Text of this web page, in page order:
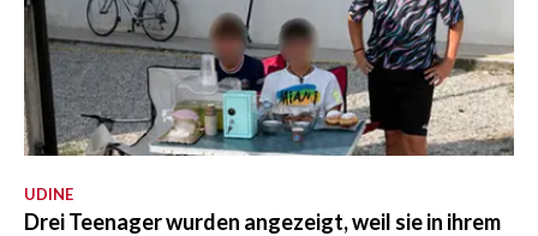
UDINE
Drei Teenager wurden angezeigt, weil sie in ihrem